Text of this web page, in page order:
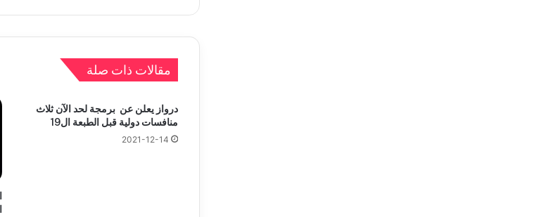
مقالات ذات صلة
درواز يعلن عن برمجة لحد الآن ثلاث
منافسات دولية قبل الطبعة ال19
2021-12-14